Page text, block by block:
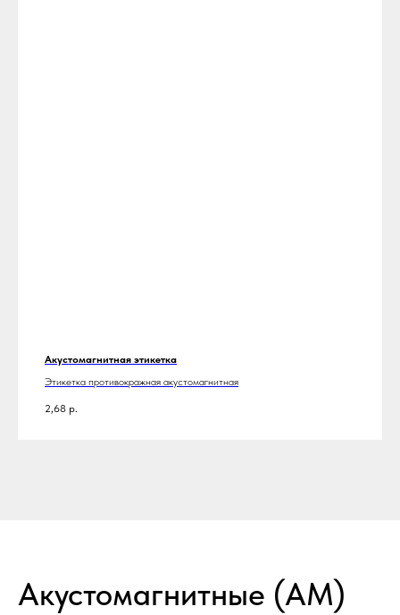
Акустомагнитная этикетка
Этикетка противокражная акустомагнитная
2,68 р.
Акустомагнитные (АМ)